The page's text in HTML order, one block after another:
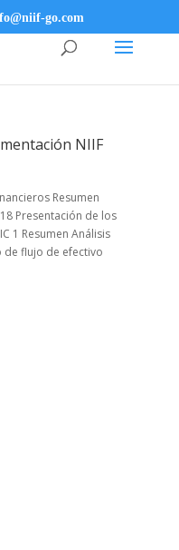
go.com
NIIF
Resumen
Presentación de los
1 Resumen Análisis
de flujo de efectivo